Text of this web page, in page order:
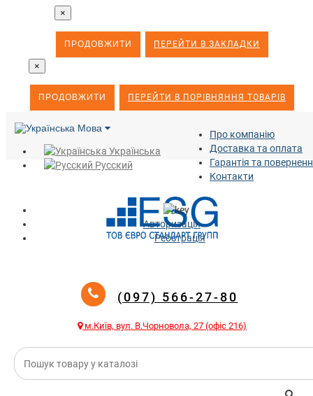
×
ПРОДОВЖИТИ ПЕРЕЙТИ В ЗАКЛАДКИ
×
ПРОДОВЖИТИ ПЕРЕЙТИ В ПОРІВНЯННЯ ТОВАРІВ
Мова
Українська
Русский
Про компанію
Доставка та оплата
Гарантія та
Контакти
Авторизація
Реєстрація
(097) 566-27-80
м.Київ, вул. В.Чорновола, 27 (офіс 216)